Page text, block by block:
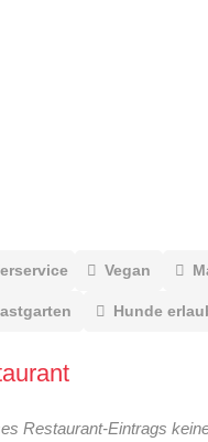
Vegan
Hunde
Restaurant-Eintrags